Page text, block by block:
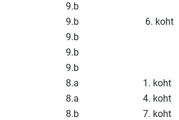
9.b
9.b 6. koht
9.b
9.b
9.b
8.a 1. koht
8.a 4. koht
8.b 7. koht